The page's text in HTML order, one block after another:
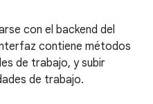
con el backend del
contiene métodos
de trabajo, y subir
de trabajo.